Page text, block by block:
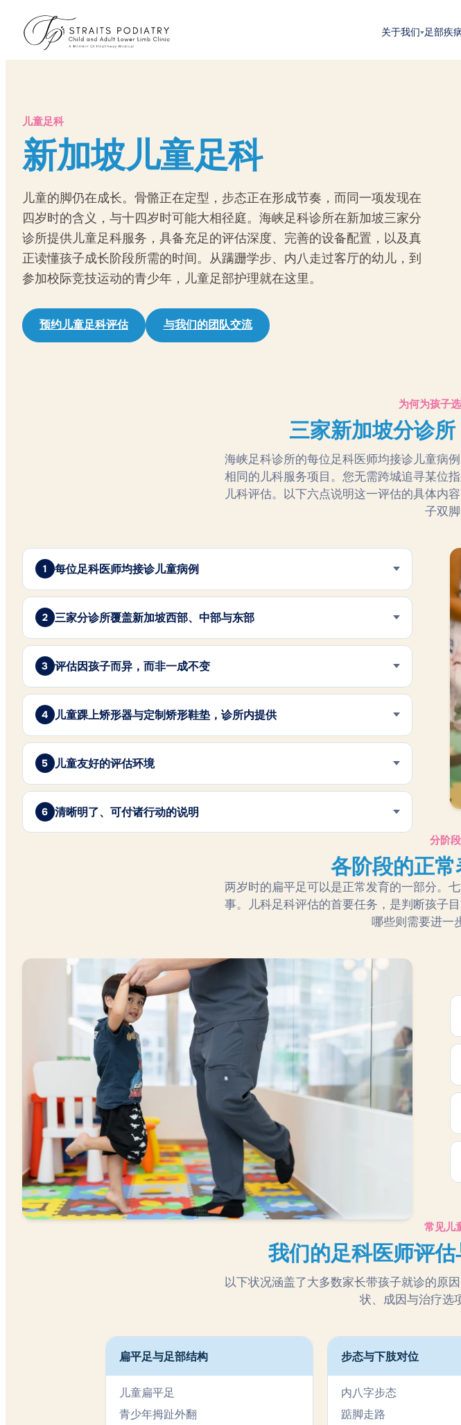
关于我们 足部疾
儿童足科
新加坡儿童足科
儿童的脚仍在成长。骨骼正在定型，步态正在形成节奏，而同一项发现在
四岁时的含义，与十四岁时可能大相径庭。海峡足科诊所在新加坡三家分
诊所提供儿童足科服务，具备充足的评估深度、完善的设备配置，以及真
正读懂孩子成长阶段所需的时间。从蹒跚学步、内八走过客厅的幼儿，到
参加校际竞技运动的青少年，儿童足部护理就在这里。
预约儿童足科评估 与我们的团队交流
为何为孩子
三家新加坡分诊
海峡足科诊所的每位足科医师均接诊儿童病
相同的儿科服务项目。您无需跨城追寻某位
儿科评估。以下六点说明这一评估的具体内
子双脚
每位足科医师均接诊儿童病例
三家分诊所覆盖新加坡西部、中部与东部
评估因孩子而异，而非一成不变
儿童踝上矫形器与定制矫形鞋垫，诊所内提供
儿童友好的评估环境
清晰明了、可付诸行动的说明
分阶
各阶段的正
两岁时的扁平足可以是正常发育的一部分。
事。儿科足科评估的首要任务，是判断孩子
哪些则需要进一
常见儿
我们的足科医师评
以下状况涵盖了大多数家长带孩子就诊的原
状、成因与治疗选
扁平足与足部结构
儿童扁平足
青少年拇趾外翻
步态与下肢对位
内八字步态
踮脚走路